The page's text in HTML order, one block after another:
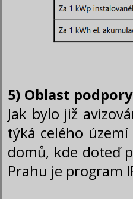
5) Oblast
Jak bylo již
týká celého
domů, kde doteď
Prahu je program